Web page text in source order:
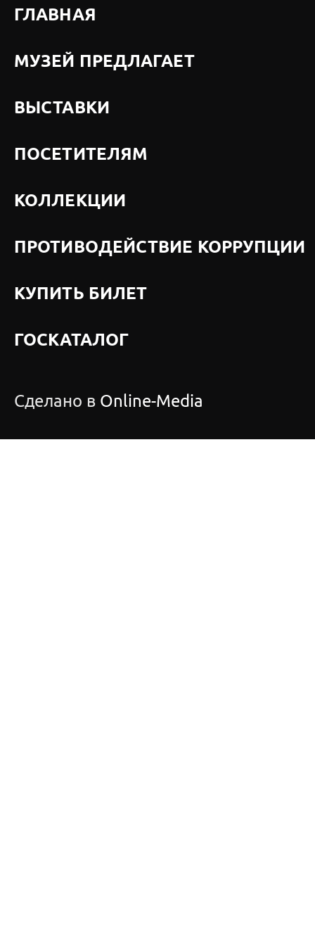
ГЛАВНАЯ
МУЗЕЙ ПРЕДЛАГАЕТ
ВЫСТАВКИ
ПОСЕТИТЕЛЯМ
КОЛЛЕКЦИИ
ПРОТИВОДЕЙСТВИЕ КОРРУПЦИИ
КУПИТЬ БИЛЕТ
ГОСКАТАЛОГ
Сделано в Online-Media